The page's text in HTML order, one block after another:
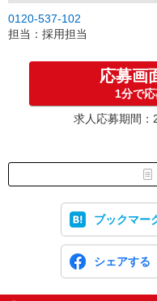
0120-537-102
担当：採用担当
応募画
1分で
求人応募期間
ブックマー
シェアする